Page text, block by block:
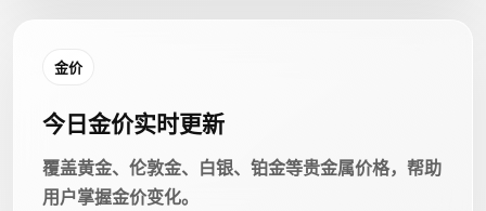
金价
今日金价实时更新
覆盖黄金、伦敦金、白银、铂金等贵金属价格，帮助
用户掌握金价变化。